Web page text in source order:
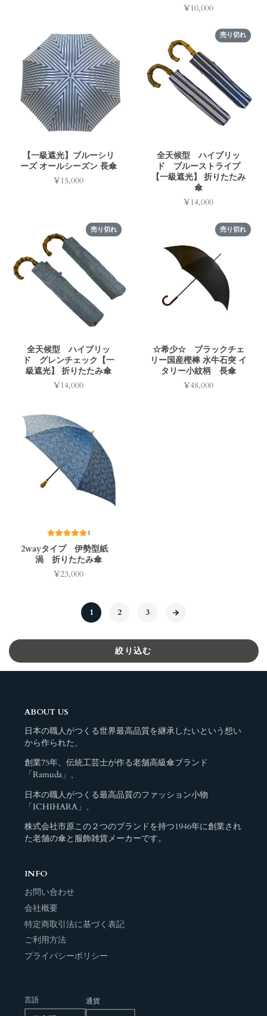
価
¥10,000
【一級遮光】ブルーシリ
ーズ オールシーズン 長傘
価
¥15,000
売り切れ
全天候型 ハイブリッ
ド ブルーストライプ
【一級遮光】 折りたたみ
傘
価
¥14,000
売り切れ
全天候型 ハイブリッ
ド グレンチェック【一
級遮光】 折りたたみ傘
価
¥14,000
売り切れ
☆希少☆ ブラックチェ
リー国産樫棒 水牛石突 イ
タリー小紋柄 長傘
価
¥48,000
1
2wayタイプ 伊勢型紙
渦 折りたたみ傘
価
¥23,000
1 2 3
絞り込む
ABOUT US
日本の職人がつくる世界最高品質を継承したいという想い
から作られた、
創業75年、伝統工芸士が作る老舗高級傘ブランド
「Ramuda」、
日本の職人がつくる最高品質のファッション小物
「ICHIHARA」、
株式会社市原この２つのブランドを持つ1946年に創業され
た老舗の傘と服飾雑貨メーカーです。
INFO
お問い合わせ
会社概要
特定商取引法に基づく表記
ご利用方法
プライバシーポリシー
言語 通貨